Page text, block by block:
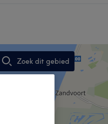
Zoek dit gebied
,